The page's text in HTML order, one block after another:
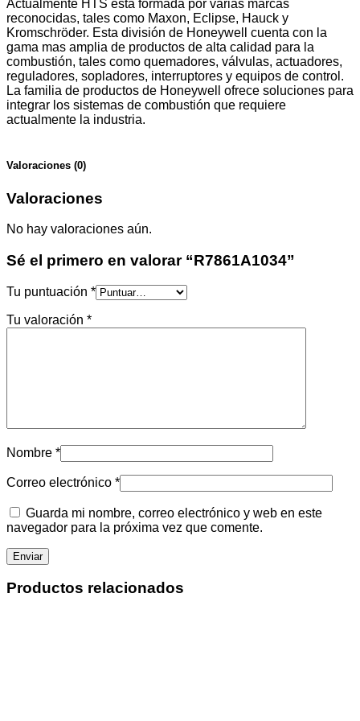
Actualmente HTS está formada por varias marcas
reconocidas, tales como Maxon, Eclipse, Hauck y
Kromschröder. Esta división de Honeywell cuenta con la
gama mas amplia de productos de alta calidad para la
combustión, tales como quemadores, válvulas, actuadores,
reguladores, sopladores, interruptores y equipos de control.
La familia de productos de Honeywell ofrece soluciones para
integrar los sistemas de combustión que requiere
actualmente la industria.
Valoraciones (0)
Valoraciones
No hay valoraciones aún.
Sé el primero en valorar “R7861A1034”
Tu puntuación *
Tu valoración *
Nombre *
Correo electrónico *
Guarda mi nombre, correo electrónico y web en este
navegador para la próxima vez que comente.
Productos relacionados